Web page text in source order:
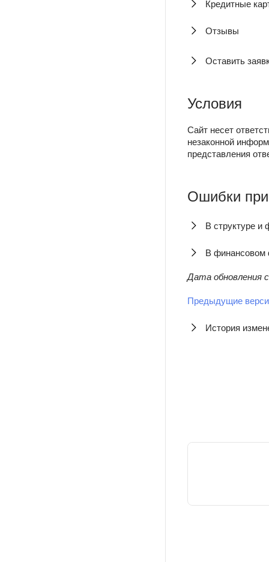
Кредитные
Отзывы
Оставить
Условия
Сайт несет
незаконной
представления
Ошибки
В структуре и
В финансовом
Дата обновления
Предыдущие
История